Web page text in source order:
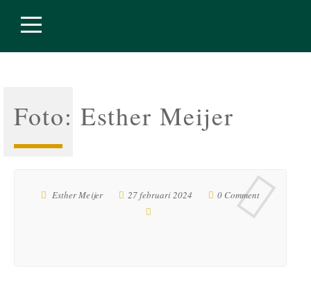
Foto: Esther Meijer
Esther Meijer 27 februari 2024 0 Comment